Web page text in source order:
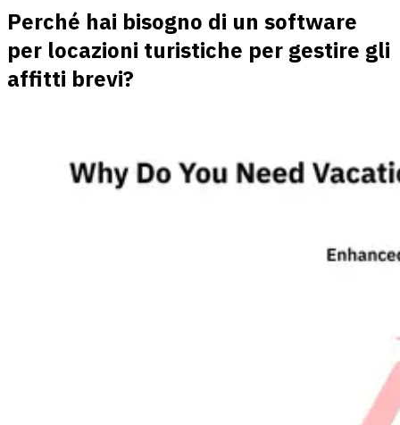
Perché hai bisogno di un software
per locazioni turistiche per gestire gli
affitti brevi?